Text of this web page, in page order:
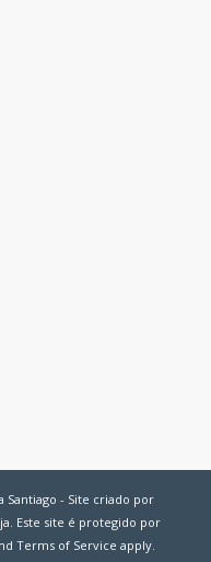
Santiago - Site criado por
Este site é protegido por
Terms of Service apply.